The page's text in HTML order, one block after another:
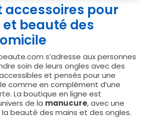
accessoires pour
beauté des
s’adresse aux personnes
soin de leurs ongles avec des
et pensés pour une
comme en complément d’une
La boutique en ligne est
de la manucure, avec une
beauté des mains et des ongles.